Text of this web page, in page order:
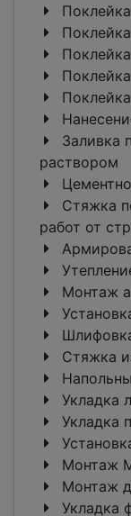
Заливка
раствором
Стяжка
работ от
Монтаж
Стяжка
Укладка
Укладка
Монтаж
Монтаж
Укладка